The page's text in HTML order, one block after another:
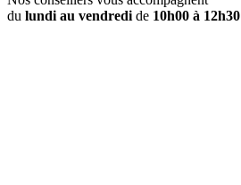
du lundi au vendredi de 10h00 à 12h30